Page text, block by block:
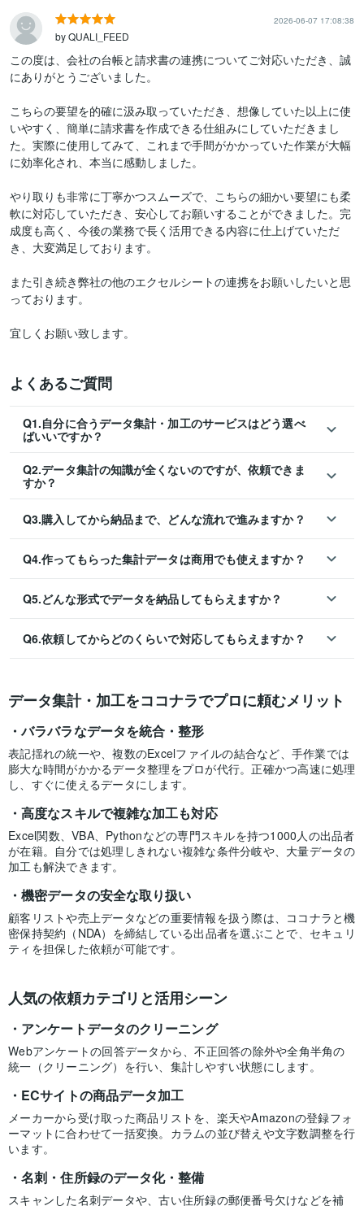
2026-06-07 17:08:38
by QUALI_FEED
この度は、会社の台帳と請求書の連携についてご対応いただき、誠
にありがとうございました。
こちらの要望を的確に汲み取っていただき、想像していた以上に使
いやすく、簡単に請求書を作成できる仕組みにしていただきまし
た。実際に使用してみて、これまで手間がかかっていた作業が大幅
に効率化され、本当に感動しました。
やり取りも非常に丁寧かつスムーズで、こちらの細かい要望にも柔
軟に対応していただき、安心してお願いすることができました。完
成度も高く、今後の業務で長く活用できる内容に仕上げていただ
き、大変満足しております。
また引き続き弊社の他のエクセルシートの連携をお願いしたいと思
っております。
宜しくお願い致します。
よくあるご質問
Q1.自分に合うデータ集計・加工のサービスはどう選べ
ばいいですか？
Q2.データ集計の知識が全くないのですが、依頼できま
すか？
Q3.購入してから納品まで、どんな流れで進みますか？
Q4.作ってもらった集計データは商用でも使えますか？
Q5.どんな形式でデータを納品してもらえますか？
Q6.依頼してからどのくらいで対応してもらえますか？
データ集計・加工をココナラでプロに頼むメリット
バラバラなデータを統合・整形
表記揺れの統一や、複数のExcelファイルの結合など、手作業では
膨大な時間がかかるデータ整理をプロが代行。正確かつ高速に処理
し、すぐに使えるデータにします。
高度なスキルで複雑な加工も対応
Excel関数、VBA、Pythonなどの専門スキルを持つ1000人の出品者
が在籍。自分では処理しきれない複雑な条件分岐や、大量データの
加工も解決できます。
機密データの安全な取り扱い
顧客リストや売上データなどの重要情報を扱う際は、ココナラと機
密保持契約（NDA）を締結している出品者を選ぶことで、セキュリ
ティを担保した依頼が可能です。
人気の依頼カテゴリと活用シーン
アンケートデータのクリーニング
Webアンケートの回答データから、不正回答の除外や全角半角の
統一（クリーニング）を行い、集計しやすい状態にします。
ECサイトの商品データ加工
メーカーから受け取った商品リストを、楽天やAmazonの登録フォ
ーマットに合わせて一括変換。カラムの並び替えや文字数調整を行
います。
名刺・住所録のデータ化・整備
スキャンした名刺データや、古い住所録の郵便番号欠けなどを補